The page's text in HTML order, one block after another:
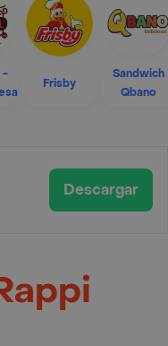
-
Frisby
Sandwich
Qbano
Descargar